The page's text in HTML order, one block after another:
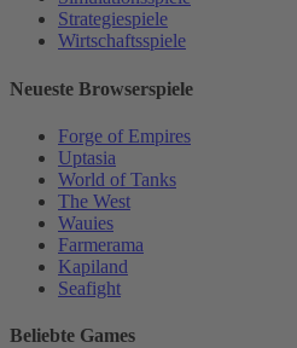
Strategiespiele
Wirtschaftsspiele
Neueste Browserspiele
Forge of Empires
Uptasia
World of Tanks
The West
Wauies
Farmerama
Kapiland
Seafight
Beliebte Games